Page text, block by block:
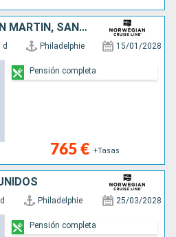
ESTADOS UNIDOS, SAN MARTÍN, SANTA LUCIA, BARBADOS, ANTIGUA Y BARBUDA, PORTO RICO, REPÚBLICA DOMINICANA
d Philadelphie 15/01/2028
765 € +Tasas
Pensión completa
Philadelphie 25/03/2028
Pensión completa